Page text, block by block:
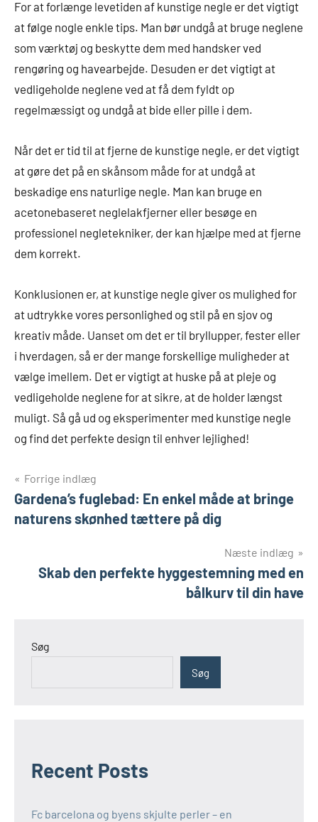
For at forlænge levetiden af kunstige negle er det vigtigt
at følge nogle enkle tips. Man bør undgå at bruge neglene
som værktøj og beskytte dem med handsker ved
rengøring og havearbejde. Desuden er det vigtigt at
vedligeholde neglene ved at få dem fyldt op
regelmæssigt og undgå at bide eller pille i dem.
Når det er tid til at fjerne de kunstige negle, er det vigtigt
at gøre det på en skånsom måde for at undgå at
beskadige ens naturlige negle. Man kan bruge en
acetonebaseret neglelakfjerner eller besøge en
professionel negletekniker, der kan hjælpe med at fjerne
dem korrekt.
Konklusionen er, at kunstige negle giver os mulighed for
at udtrykke vores personlighed og stil på en sjov og
kreativ måde. Uanset om det er til bryllupper, fester eller
i hverdagen, så er der mange forskellige muligheder at
vælge imellem. Det er vigtigt at huske på at pleje og
vedligeholde neglene for at sikre, at de holder længst
muligt. Så gå ud og eksperimenter med kunstige negle
og find det perfekte design til enhver lejlighed!
Indlægsnavigation
Forrige indlæg
Gardena’s fuglebad: En enkel måde at bringe
naturens skønhed tættere på dig
Næste indlæg
Skab den perfekte hyggestemning med en
bålkurv til din have
Søg
Søg
Recent Posts
Fc barcelona og byens skjulte perler – en